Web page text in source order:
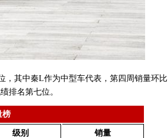
，其中秦L作为中型车代表，第四周销量环比
排名第七位。
榜
级别 销量